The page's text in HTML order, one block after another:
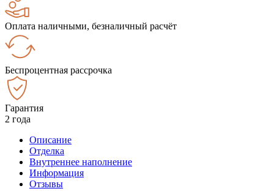
Оплата наличными, безналичный расчёт
Беспроцентная рассрочка
Гарантия
2 года
Описание
Отделка
Внутреннее наполнение
Информация
Отзывы